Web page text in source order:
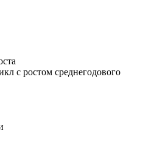
с ростом среднегодового